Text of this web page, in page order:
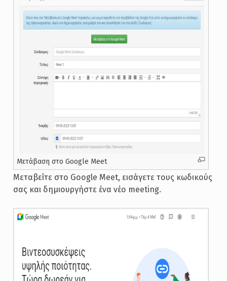
Mετάβαση στο Google Meet
Μεταβείτε στο Google Meet, εισάγετε τους κωδικούς
σας και δημιουργήστε ένα νέο meeting.